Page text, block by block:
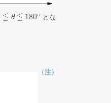
≦ θ ≦ 180∘
≦θ ≦ 180∘
とな
（注）